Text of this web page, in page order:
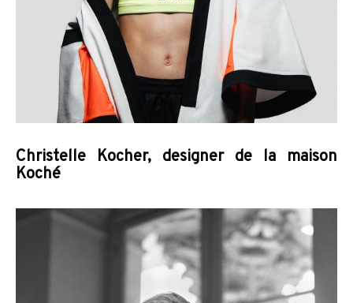
Christelle Kocher, designer de la maison
Koché